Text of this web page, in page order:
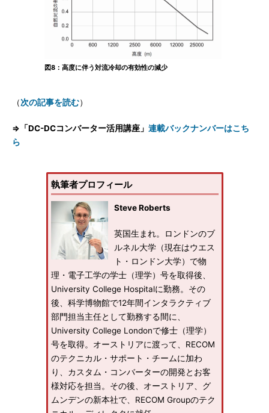
図8：高度に伴う対流冷却の有効性の減少
（次の記事を読む）
⇒「DC-DCコンバーター活用講座」 連載バックナンバーはこち
ら
執筆者プロフィール
Steve Roberts
英国生まれ。ロンドンのブ
ルネル大学（現在はウエス
ト・ロンドン大学）で物
理・電子工学の学士（理学）号を取得後、
University College Hospitalに勤務。その
後、科学博物館で12年間インタラクティブ
部門担当主任として勤務する間に、
University College Londonで修士（理学）
号を取得。オーストリアに渡って、RECOM
のテクニカル・サポート・チームに加わ
り、カスタム・コンバーターの開発とお客
様対応を担当。その後、オーストリア、グ
ムンデンの新本社で、RECOM Groupのテク